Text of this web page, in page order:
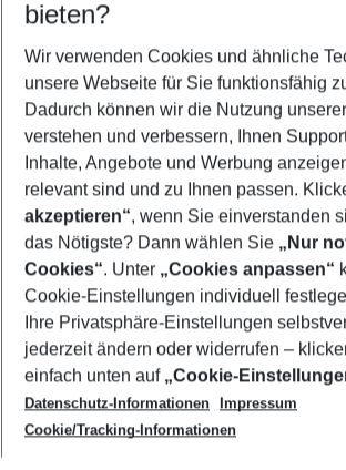
2 Erwachsene Keine Kinder
Mehr Filter anzeigen
Footer
Footer navigation
Über uns
AGB
Cookie-Einstellungen ändern
Cookie-Richtlinie
Datenschutz
Service & Hilfe
Barrierefreies Reisen
Check-in
Folgen Sie uns
bieten?
Wir verwenden Cookies und ähnliche
unsere Webseite für Sie funktionsfähig
Dadurch können wir die Nutzung
verstehen und verbessern, Ihnen
Inhalte, Angebote und Werbung
relevant sind und zu Ihnen passen.
akzeptieren“, wenn Sie einverstanden
das Nötigste? Dann wählen Sie „Nur
Cookies“. Unter „Cookies anpassen“
Cookie-Einstellungen individuell
Ihre Privatsphäre-Einstellungen
jederzeit ändern oder widerrufen –
einfach unten auf „Cookie-
Datenschutz-Informationen
Impressum
Cookie/Tracking-Informationen